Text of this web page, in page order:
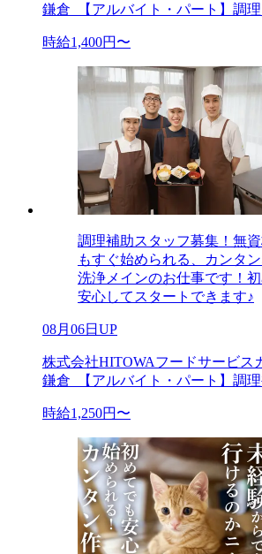
鎌倉_【アルバイト・パート】調理
時給1,400円〜
調理補助スタッフ募集！無
もすぐ始められる、カンタ
洗浄メインのお仕事です！
安心してスタートできます♪
08月06日UP
株式会社HITOWAフードサービス
鎌倉_【アルバイト・パート】調理
時給1,250円〜